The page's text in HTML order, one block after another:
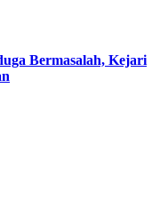
Bermasalah, Kejari